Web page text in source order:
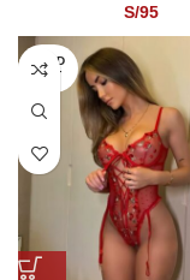
S/95
SOLD
OUT